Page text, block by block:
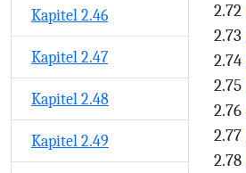
Kapitel 2.46
Kapitel 2.47
Kapitel 2.48
Kapitel 2.49
2.72
2.73
2.74
2.75
2.76
2.77
2.78